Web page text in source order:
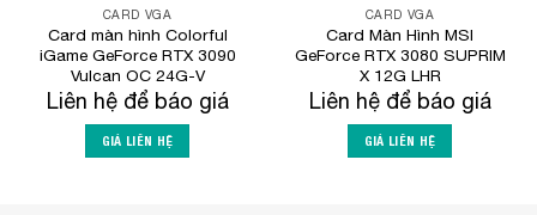
CARD VGA
Card màn hình Colorful
iGame GeForce RTX 3090
Vulcan OC 24G-V
Liên hệ để báo giá
GIÁ LIÊN HỆ
CARD VGA
Card Màn Hình MSI
GeForce RTX 3080 SUPRIM
X 12G LHR
Liên hệ để báo giá
GIÁ LIÊN HỆ